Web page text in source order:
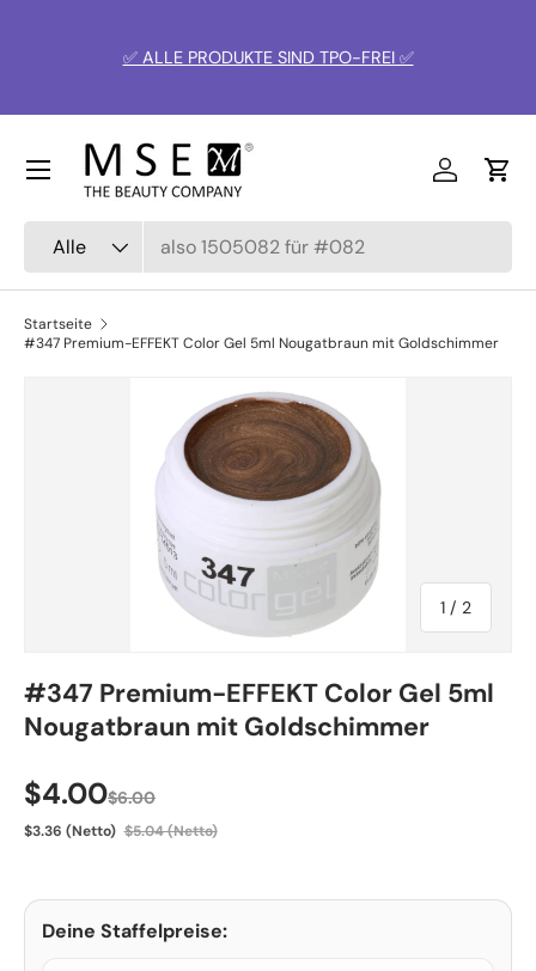
🚛 🇩🇪 Portofrei BRDab € 100,-
Alle
Einloggen
Menü
Startseite
#347 Premium-EFFEKT Color Gel 5ml Nougatbraun mit Goldschimmer
Zu Produktinformationen springen
1 / von
2
#347 Premium-EFFEKT Color Gel 5ml
Nougatbraun mit Goldschimmer
Verkaufspreis
$4.00$6.00
$3.36 (Netto) $5.04 (Netto)
Deine Staffelpreise: